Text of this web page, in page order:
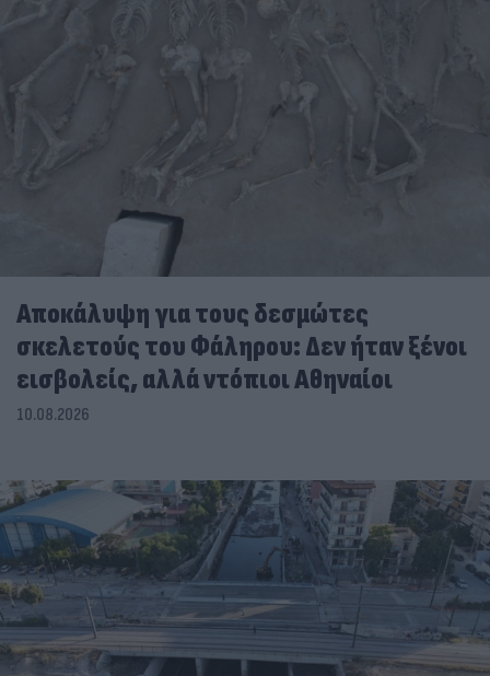
Αποκάλυψη για τους δεσμώτες
σκελετούς του Φάληρου: Δεν ήταν ξένοι
εισβολείς, αλλά ντόπιοι Αθηναίοι
10.08.2026